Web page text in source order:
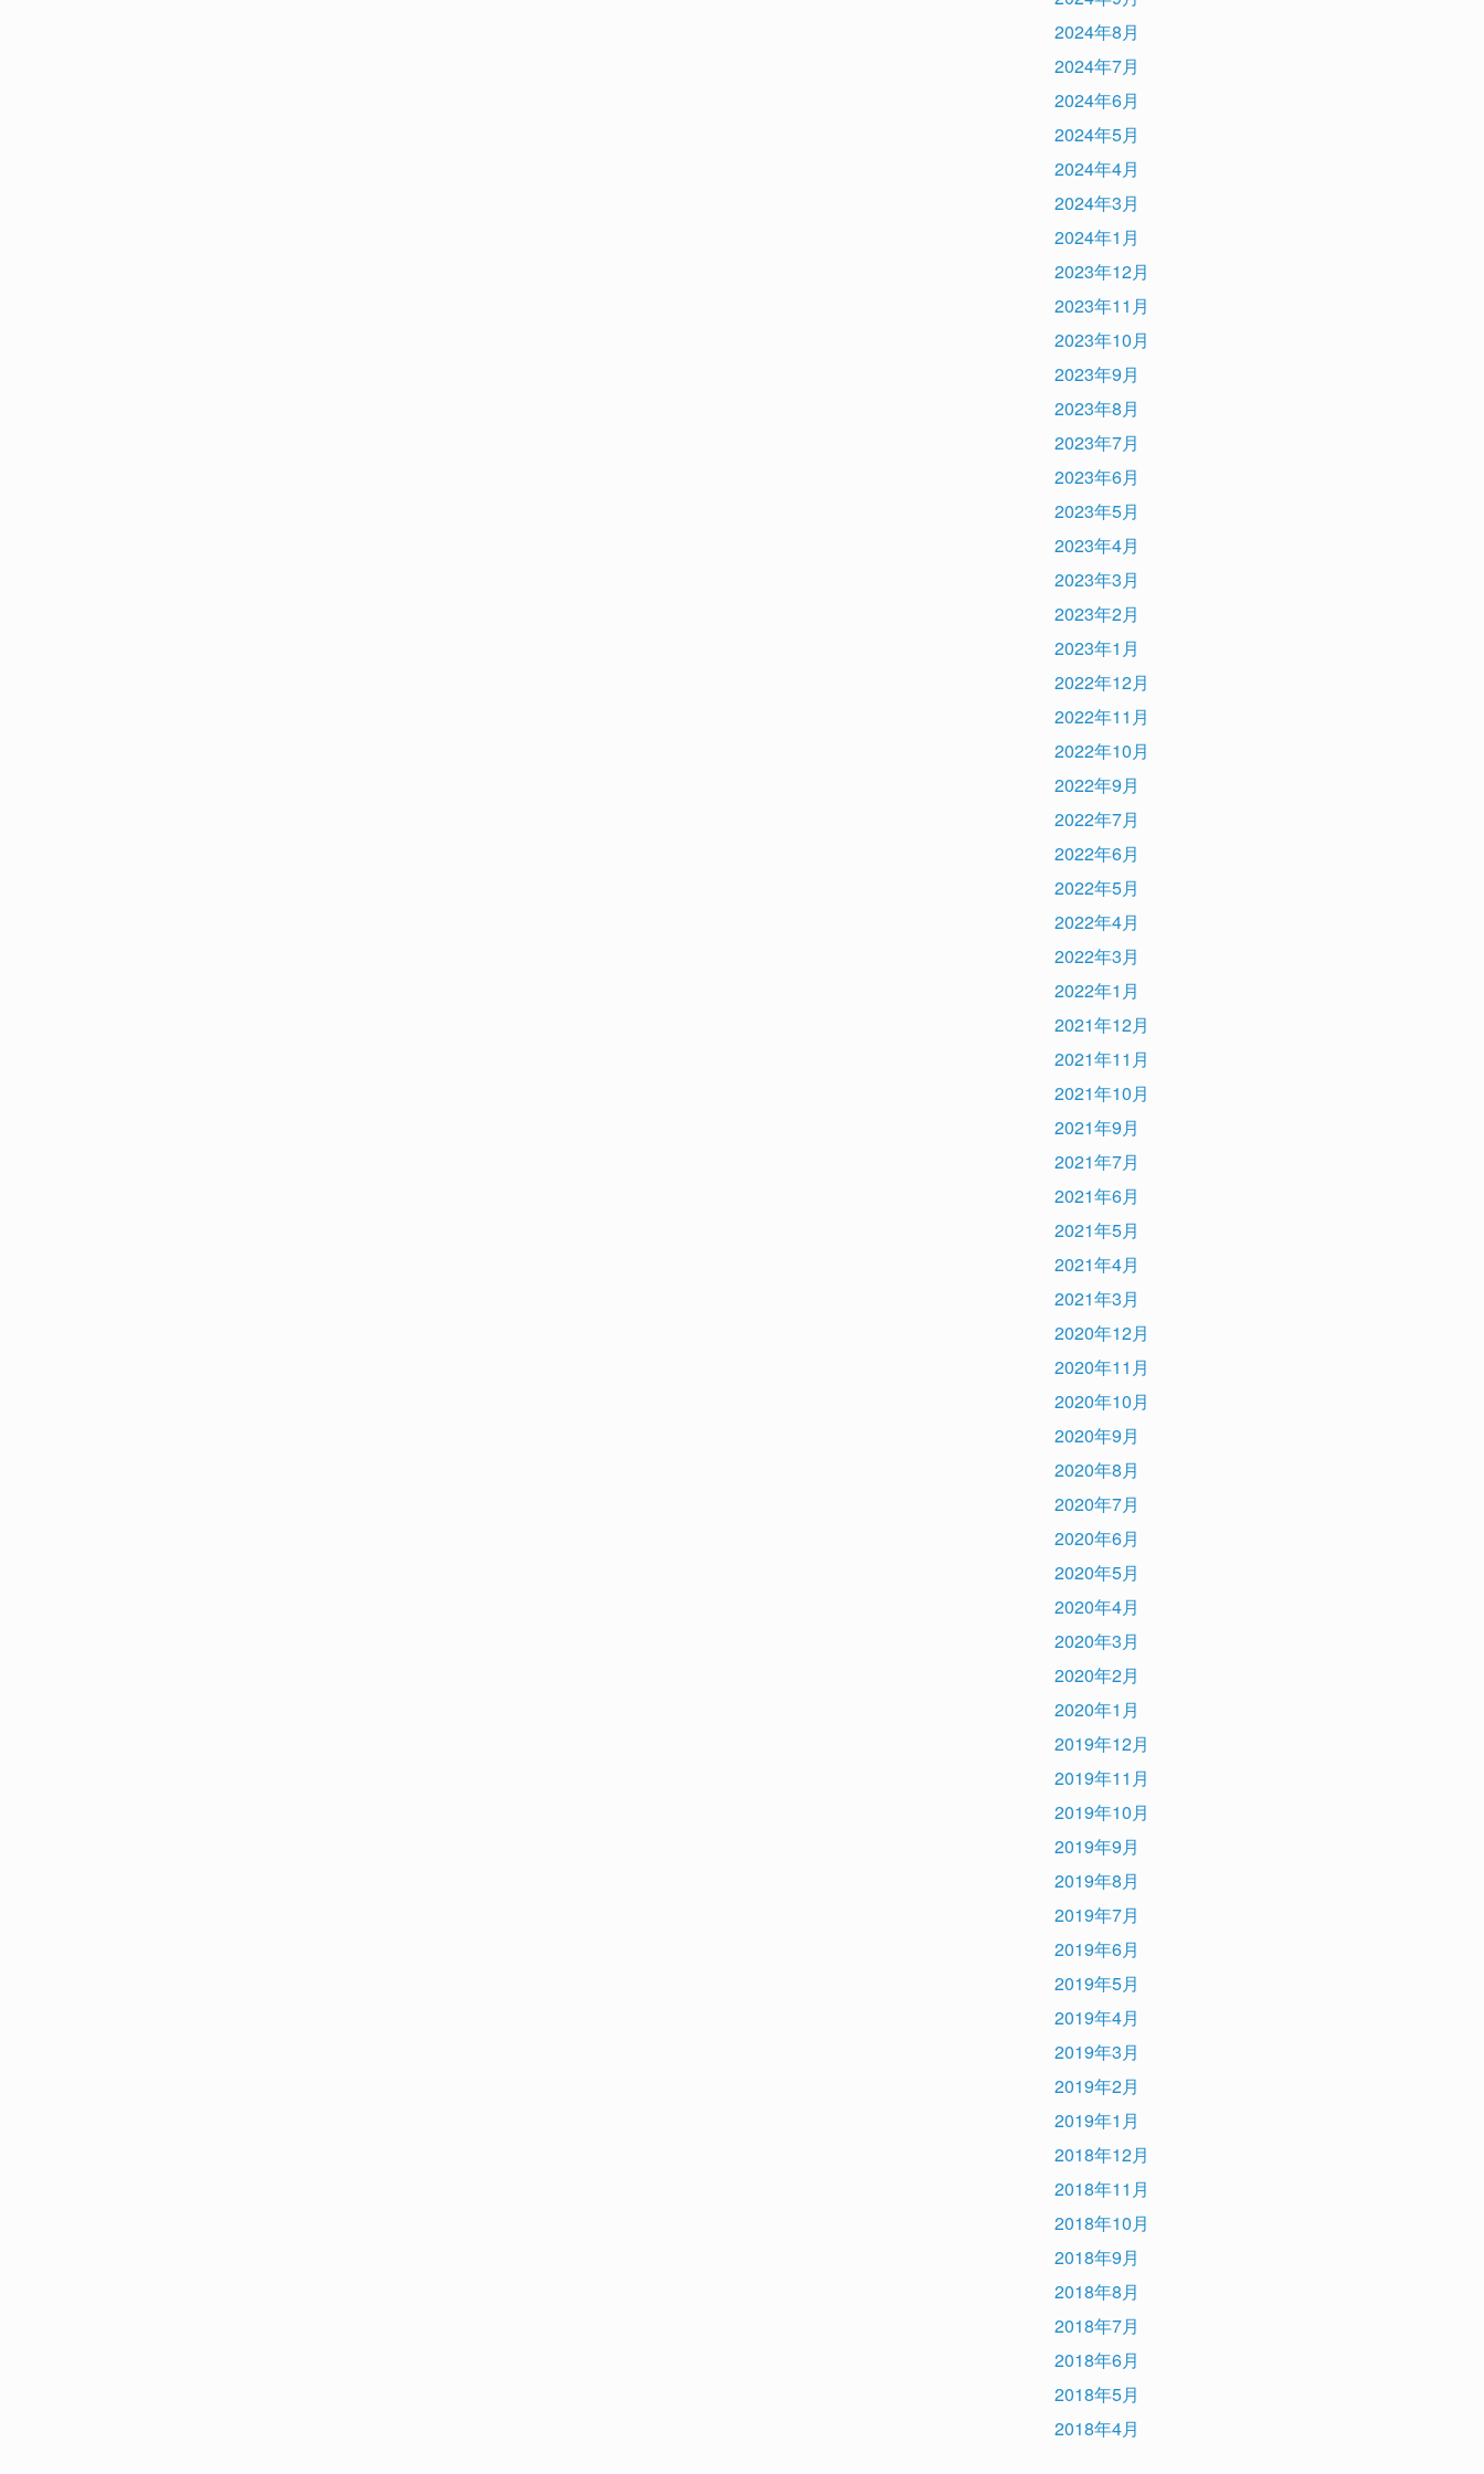
2024年8月
2024年7月
2024年6月
2024年5月
2024年4月
2024年3月
2024年1月
2023年12月
2023年11月
2023年10月
2023年9月
2023年8月
2023年7月
2023年6月
2023年5月
2023年4月
2023年3月
2023年2月
2023年1月
2022年12月
2022年11月
2022年10月
2022年9月
2022年7月
2022年6月
2022年5月
2022年4月
2022年3月
2022年1月
2021年12月
2021年11月
2021年10月
2021年9月
2021年7月
2021年6月
2021年5月
2021年4月
2021年3月
2020年12月
2020年11月
2020年10月
2020年9月
2020年8月
2020年7月
2020年6月
2020年5月
2020年4月
2020年3月
2020年2月
2020年1月
2019年12月
2019年11月
2019年10月
2019年9月
2019年8月
2019年7月
2019年6月
2019年5月
2019年4月
2019年3月
2019年2月
2019年1月
2018年12月
2018年11月
2018年10月
2018年9月
2018年8月
2018年7月
2018年6月
2018年5月
2018年4月